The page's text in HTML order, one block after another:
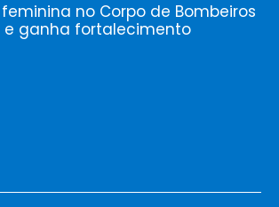
no Corpo de Bombeiros
e ganha fortalecimento